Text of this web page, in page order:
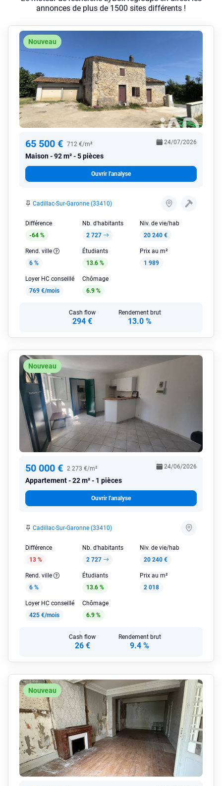
annonces de plus de 1500 sites différents !
Nouveau
65 500 € 712 €/m²
Maison 92 m² - 5 pièces
24/07/2026
Ouvrir l'analyse
Cadillac-Sur-Garonne (33410)
Différence
-64 %
Nb. d'habitants
2 727
Niv. de vie/hab
20 240 €
Rend. ville
6 %
Étudiants
13.6 %
Prix au m²
1 989
Loyer HC conseillé
769 €/mois
Chômage
6.9 %
Cash flow
294 €
Rendement brut
13.0 %
Nouveau
50 000 € 2 273 €/m²
Appartement 22 m² - 1 pièces
24/06/2026
Ouvrir l'analyse
Cadillac-Sur-Garonne (33410)
Différence
13 %
Nb. d'habitants
2 727
Niv. de vie/hab
20 240 €
Rend. ville
6 %
Étudiants
13.6 %
Prix au m²
2 018
Loyer HC conseillé
425 €/mois
Chômage
6.9 %
Cash flow
26 €
Rendement brut
9.4 %
Nouveau